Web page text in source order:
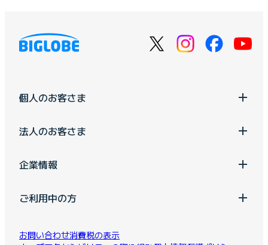
個人のお客さま
法人のお客さま
企業情報
ご利用中の方
お問い合わせ消費税の表示